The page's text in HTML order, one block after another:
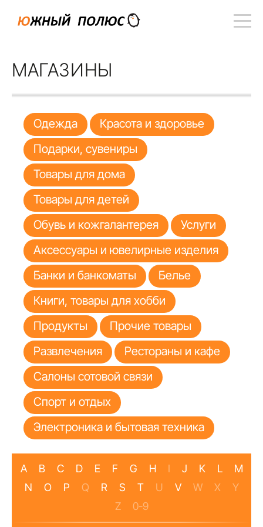
МАГАЗИНЫ
Одежда
Красота и здоровье
Подарки, сувениры
Товары для дома
Товары для детей
Обувь и кожгалантерея
Услуги
Аксессуары и ювелирные изделия
Банки и банкоматы
Белье
Книги, товары для хобби
Продукты
Прочие товары
Развлечения
Рестораны и кафе
Салоны сотовой связи
Спорт и отдых
Электроника и бытовая техника
A B C D E F G H I J K L
M
N
O P Q R S T U V W X
Y
Z
0-9